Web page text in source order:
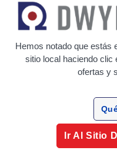
Anemómetros
Anemómetros
Cuadrícula
Hemos notado que estás
sitio local haciendo clic
ofertas y
Ir Al Sitio